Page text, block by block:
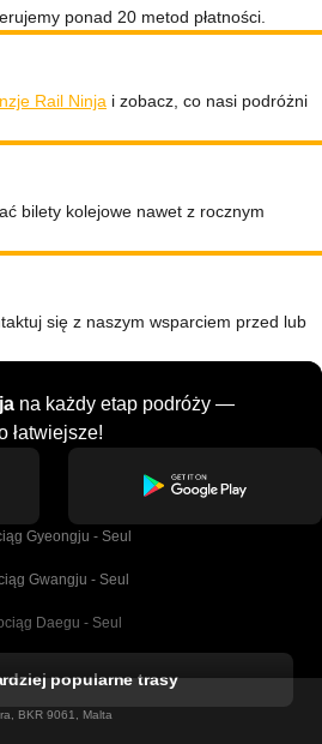
ponad 20 metod płatności.
Rail Ninja i zobacz, co nasi podróżni
bilety kolejowe nawet z rocznym
się z naszym wsparciem przed lub
na każdy etap podróży —
łatwiejsze!
Gyeongju - Seul
Gwangju - Seul
Daegu - Seul
Dublin - Galway
popularne trasy
BKR 9061, Malta